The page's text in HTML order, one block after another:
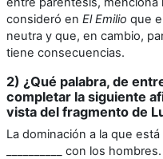
consideró en El Emilio que
neutra y que, en cambio,
tiene consecuencias.
2) ¿Qué palabra, de
completar la siguiente
vista del fragmento de
La dominación a la que
__________ con los